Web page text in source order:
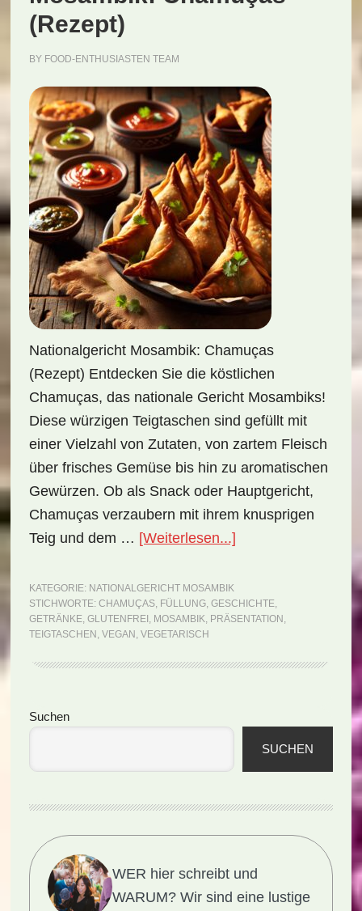
(Rezept)
BY FOOD-ENTHUSIASTEN TEAM
Nationalgericht Mosambik: Chamuças
(Rezept) Entdecken Sie die köstlichen
Chamuças, das nationale Gericht Mosambiks!
Diese würzigen Teigtaschen sind gefüllt mit
einer Vielzahl von Zutaten, von zartem Fleisch
über frisches Gemüse bis hin zu aromatischen
Gewürzen. Ob als Snack oder Hauptgericht,
Chamuças verzaubern mit ihrem knusprigen
Teig und dem … [Weiterlesen...]
(Rezept)
KATEGORIE: NATIONALGERICHT MOSAMBIK
STICHWORTE: CHAMUÇAS, FÜLLUNG, GESCHICHTE,
GETRÄNKE, GLUTENFREI , MOSAMBIK, PRÄSENTATION ,
TEIGTASCHEN , VEGAN , VEGETARISCH
Seitenspalte
Suchen
SUCHEN
WER hier schreibt und
WARUM? Wir sind eine lustige